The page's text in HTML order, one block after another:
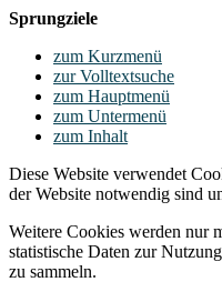
Sprungziele
zum Kurzmenü
zur Volltextsuche
zum Hauptmenü
zum Untermenü
zum Inhalt
Diese Website verwendet
der Website notwendig sind
Weitere Cookies werden nur
statistische Daten zur
zu sammeln.